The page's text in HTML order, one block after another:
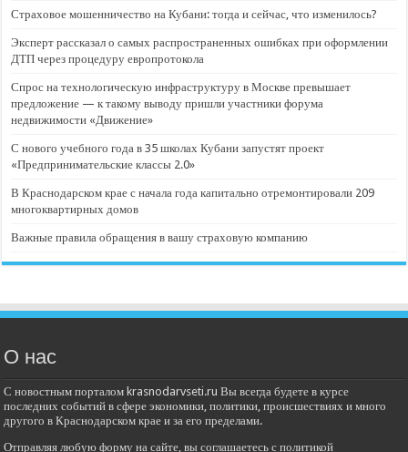
Страховое мошенничество на Кубани: тогда и сейчас, что изменилось?
Эксперт рассказал о самых распространенных ошибках при оформлении
ДТП через процедуру европротокола
Спрос на технологическую инфраструктуру в Москве превышает
предложение — к такому выводу пришли участники форума
недвижимости «Движение»
С нового учебного года в 35 школах Кубани запустят проект
«Предпринимательские классы 2.0»
В Краснодарском крае с начала года капитально отремонтировали 209
многоквартирных домов
Важные правила обращения в вашу страховую компанию
О нас
С новостным порталом krasnodarvseti.ru Вы всегда будете в курсе
последних событий в сфере экономики, политики, происшествиях и много
другого в Краснодарском крае и за его пределами.
Отправляя любую форму на сайте, вы соглашаетесь с политикой